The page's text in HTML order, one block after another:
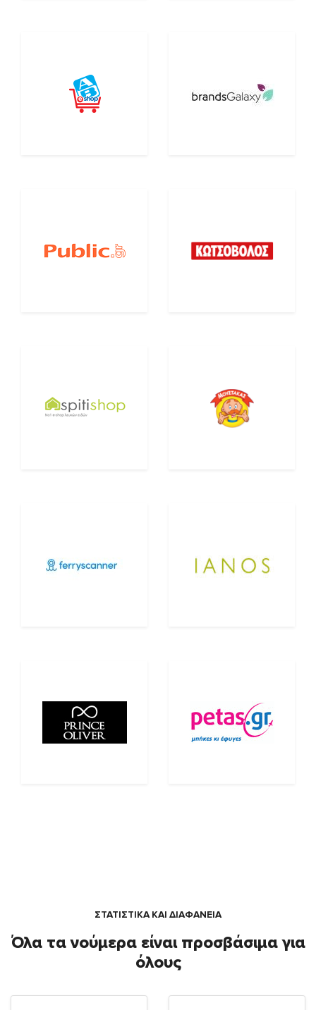
ΣΤΑΤΙΣΤΙΚΑ ΚΑΙ ΔΙΑΦΑΝΕΙΑ
Όλα τα νούμερα είναι προσβάσιμα για
όλους